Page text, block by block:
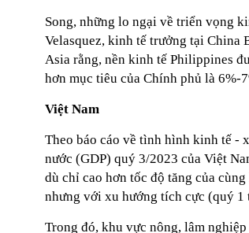
Song, những lo ngại về triển vọng
Velasquez, kinh tế trưởng tại
Asia rằng, nền kinh tế Philippines
hơn mục tiêu của Chính phủ là 6%-
Việt Nam
Theo báo cáo về tình hình kinh tế -
nước (GDP) quý 3/2023 của Việt
dù chỉ cao hơn tốc độ tăng của
nhưng với xu hướng tích cực (quý 1
Trong đó, khu vực nông, lâm